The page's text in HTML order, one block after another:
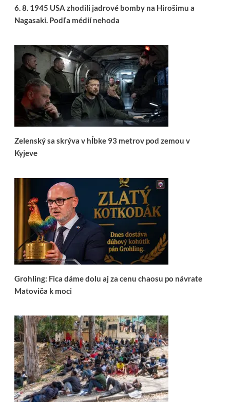
6. 8. 1945 USA zhodili jadrové bomby na Hirošimu a
Nagasaki. Podľa médií nehoda
Zelenský sa skrýva v hĺbke 93 metrov pod zemou v
Kyjeve
Grohling: Fica dáme dolu aj za cenu chaosu po návrate
Matoviča k moci